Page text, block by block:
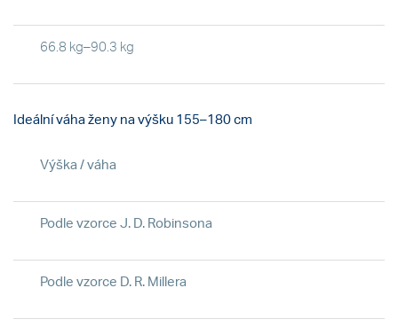
66.8 kg–90.3 kg
Ideální váha ženy na výšku 155–180 cm
Výška / váha
Podle vzorce J. D. Robinsona
Podle vzorce D. R. Millera